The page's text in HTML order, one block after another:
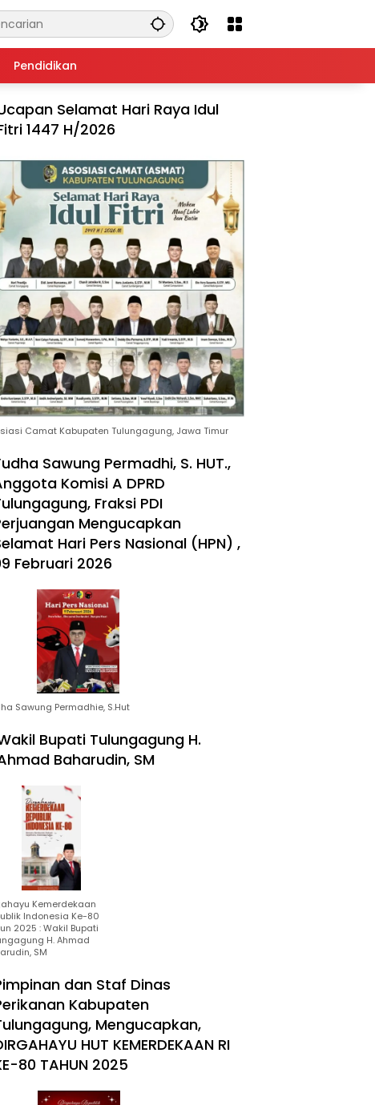
Pendidikan
Selamat Hari Raya Idul
1447 H/2026
Camat Kabupaten Tulungagung, Jawa Timur
Sawung Permadhi, S. HUT.,
Komisi A DPRD
Fraksi PDI
Mengucapkan
Hari Pers Nasional (HPN) ,
Februari 2026
Sawung Permadhie, S.Hut
Bupati Tulungagung H.
Baharudin, SM
Kemerdekaan
Indonesia Ke-80
2025 : Wakil Bupati
H. Ahmad
SM
dan Staf Dinas
Kabupaten
Mengucapkan,
HUT KEMERDEKAAN RI
80 TAHUN 2025